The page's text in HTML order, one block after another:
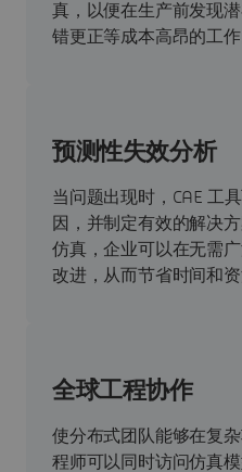
真，以便在生产前发现
错更正等成本高昂的工作
预测性失效分析
当问题出现时，CAE 工
因，并制定有效的解决
仿真，企业可以在无需
改进，从而节省时间和资
全球工程协作
使分布式团队能够在复
程师可以同时访问仿真